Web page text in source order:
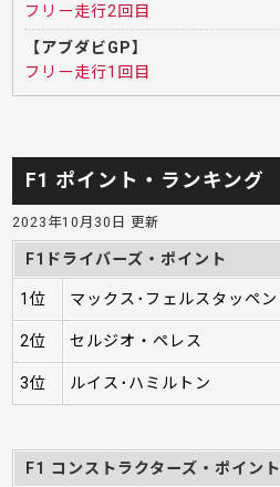
フリー走行2回目
【アブダビGP】
フリー走行1回目
F1 ポイント・ランキング
2023年10月30日 更新
F1ドライバーズ・ポイント
1位 マックス･フェルスタッペン
2位 セルジオ・ペレス
3位 ルイス･ハミルトン
F1 コンストラクターズ・ポイント